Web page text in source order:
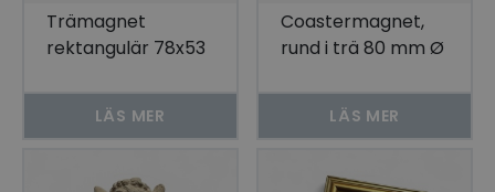
Trämagnet
rektangulär 78x53
LÄS MER
Coastermagnet,
rund i trä 80 mm Ø
LÄS MER